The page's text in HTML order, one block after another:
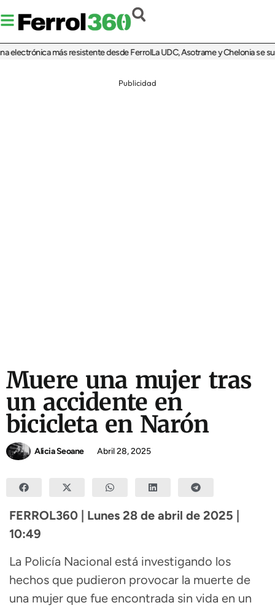
electrónica más resistente desde FerrolLa UDC, Asotrame y Chelonia se
Publicidad
Muere una mujer tras
un accidente en
bicicleta en Narón
Alicia Seoane Abril 28, 2025
FERROL360 | Lunes 28 de abril de 2025 |
10:49
La Policía Nacional está investigando los
hechos que pudieron provocar la muerte de
una mujer que fue encontrada sin vida en un